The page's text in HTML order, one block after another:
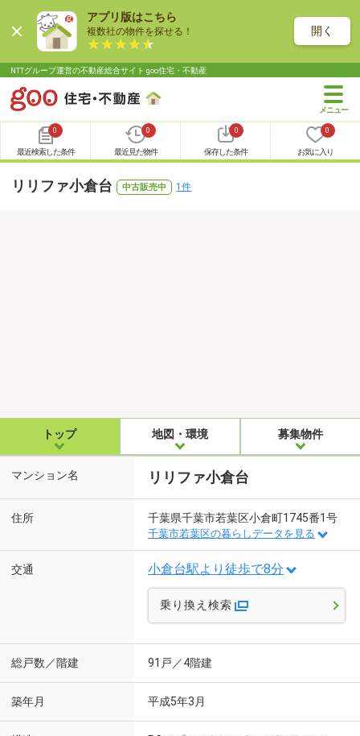
アプリ版はこちら
複数社の物件を探せる！ 開く
NTTグループ運営の不動産総合サイト goo住宅・不動産
0
最近検索した条件
0
最近見た物件
0
保存した条件
0
お気に入り
リリファ小倉台 中古販売中 1件
トップ 地図・環境 募集物件
マンション名 リリファ小倉台
住所 千葉県千葉市若葉区小倉町1745番1号
千葉市若葉区の暮らしデータを見る
交通 小倉台駅より徒歩で8分
乗り換え検索
総戸数／階建 91戸／4階建
築年月 平成5年3月